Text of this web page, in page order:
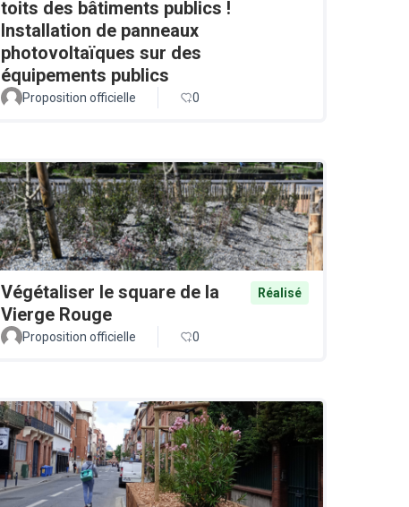
toits des bâtiments publics !
Installation de panneaux
photovoltaïques sur des
équipements publics
Proposition officielle 0
Végétaliser le square de la
Vierge Rouge
Réalisé
Proposition officielle 0